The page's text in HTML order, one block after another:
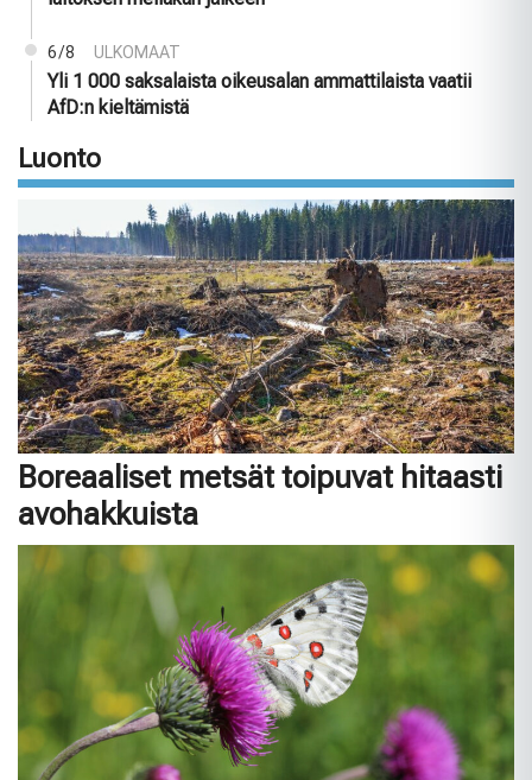
6/8 ULKOMAAT
Yli 1 000 saksalaista oikeusalan ammattilaista vaatii
AfD:n kieltämistä
Luonto
Boreaaliset metsät toipuvat hitaasti
avohakkuista